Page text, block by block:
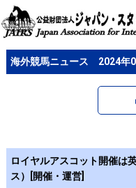
海外競馬ニュース 2024年
ロイヤルアスコット開催は
ス）[開催・運営]